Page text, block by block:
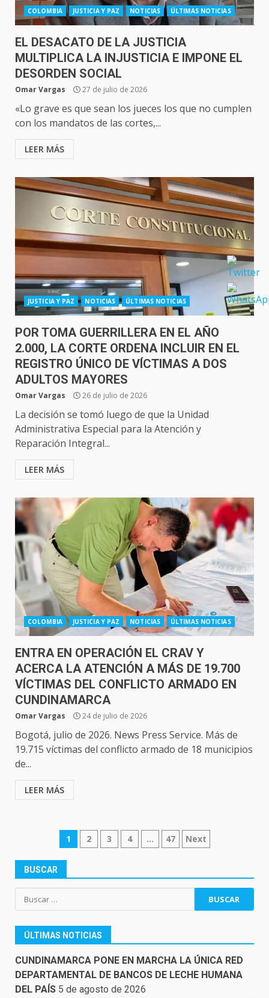
COLOMBIA JUSTICIA Y PAZ NOTICIAS ÚLTIMAS NOTICIAS
EL DESACATO DE LA JUSTICIA
MULTIPLICA LA INJUSTICIA E IMPONE EL
DESORDEN SOCIAL
Omar Vargas 27 de julio de 2026
«Lo grave es que sean los jueces los que no cumplen
con los mandatos de las cortes,...
LEER MÁS
JUSTICIA Y PAZ NOTICIAS ÚLTIMAS NOTICIAS
POR TOMA GUERRILLERA EN EL AÑO
2.000, LA CORTE ORDENA INCLUIR EN EL
REGISTRO ÚNICO DE VÍCTIMAS A DOS
ADULTOS MAYORES
Omar Vargas 26 de julio de 2026
La decisión se tomó luego de que la Unidad
Administrativa Especial para la Atención y
Reparación Integral...
LEER MÁS
COLOMBIA JUSTICIA Y PAZ NOTICIAS ÚLTIMAS NOTICIAS
ENTRA EN OPERACIÓN EL CRAV Y
ACERCA LA ATENCIÓN A MÁS DE 19.700
VÍCTIMAS DEL CONFLICTO ARMADO EN
CUNDINAMARCA
Omar Vargas 24 de julio de 2026
Bogotá, julio de 2026. News Press Service. Más de
19.715 víctimas del conflicto armado de 18 municipios
de...
LEER MÁS
NAVEGACIÓN
DE
ENTRADAS
1 2 3 4 … 47 Next
BUSCAR
Buscar:
ÚLTIMAS NOTICIAS
CUNDINAMARCA PONE EN MARCHA LA ÚNICA RED
DEPARTAMENTAL DE BANCOS DE LECHE HUMANA
DEL PAÍS 5 de agosto de 2026